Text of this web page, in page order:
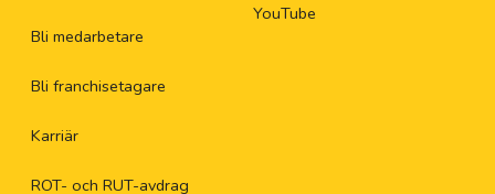
Bli medarbetare
Bli franchisetagare
Karriär
ROT- och RUT-avdrag
YouTube